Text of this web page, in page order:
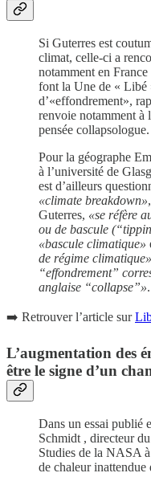
Si Guterres est
climat, celle-ci a
notamment en
font la Une de « Libé
d’«effondrement»,
renvoie notamment à
pensée collapsologue.
Pour la géographe
à l’université de
est d’ailleurs
«climate breakdown»
Guterres, «se réfère
ou de bascule
«bascule climatique»
de régime
“effondrement”
anglaise “collapse”».
➡️ Retrouver l’article sur
L’augmentation des
être le signe d’un
Dans un essai publié
Schmidt , directeur
Studies de la NASA
de chaleur